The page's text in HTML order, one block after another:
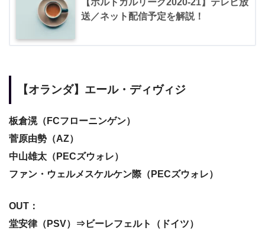
【ポルトガルリーグ2020-21】テレビ放
送／ネット配信予定を解説！
【オランダ】エール・ディヴィジ
板倉滉（FCフローニンゲン）
菅原由勢（AZ）
中山雄太（PECズウォレ）
ファン・ウェルメスケルケン際（PECズウォレ）
OUT：
堂安律（PSV）⇒ビーレフェルト（ドイツ）